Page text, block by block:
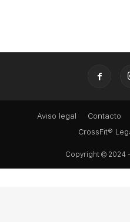
Aviso legal Contacto
CrossFit®
Copyright © 2024